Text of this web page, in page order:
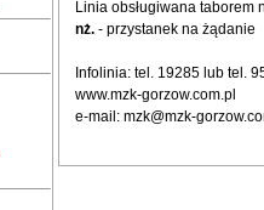
Linia obsługiwana taborem
nż. - przystanek na żądanie
Infolinia: tel. 19285 lub tel.
www.mzk-gorzow.com.pl
e-mail: mzk@mzk-